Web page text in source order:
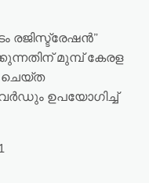
മുമ്പ് കേരള
ചെയ്ത
ഉപയോഗിച്ച്